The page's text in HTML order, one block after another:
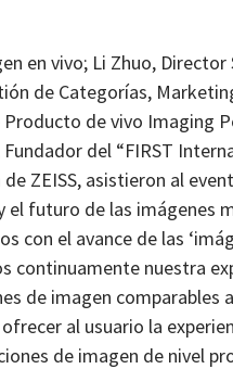
en vivo; Li Zhuo,
de Categorías,
Producto de vivo Imaging
Fundador del “FIRST
ZEISS, asistieron al
el futuro de las imágenes
con el avance de las
continuamente nuestra
de imagen comparables
al usuario la
de imagen de nivel